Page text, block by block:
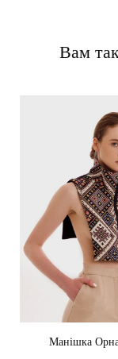
Вам
Манішка